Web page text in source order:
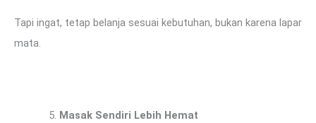
Tapi ingat, tetap belanja sesuai kebutuhan, bukan karena lapar
mata.
Masak Sendiri Lebih Hemat